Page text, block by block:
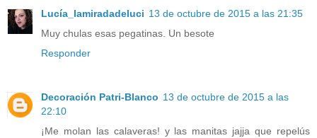
Lucía_lamiradadeluci 13 de octubre de 2015 a las 21:35
Muy chulas esas pegatinas. Un besote
Responder
Decoración Patri-Blanco 13 de octubre de 2015 a las
22:10
¡Me molan las calaveras! y las manitas jajja que repelús